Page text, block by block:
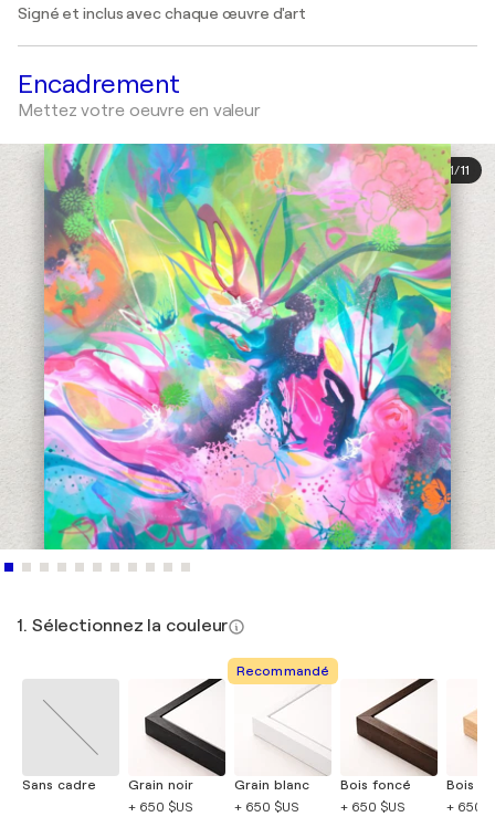
Signé et inclus avec chaque œuvre d'art
Encadrement
Mettez votre oeuvre en valeur
1/11
1. Sélectionnez la couleur
Sans cadre
Grain noir
+ 650 $US
Recommandé
Grain blanc
+ 650 $US
Bois foncé
+ 650 $US
Bois
+ 650